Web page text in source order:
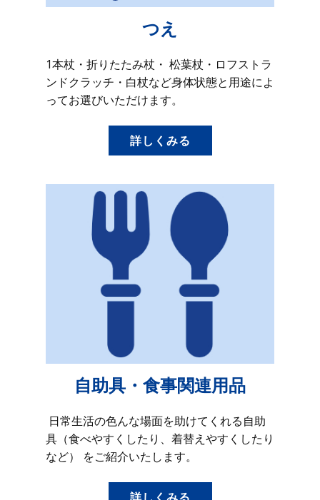
つえ
1本杖・折りたたみ杖・ 松葉杖・ロフストラ
ンドクラッチ・白杖など身体状態と用途によ
ってお選びいただけます。
詳しくみる
自助具・食事関連用品
日常生活の色んな場面を助けてくれる自助
具（食べやすくしたり、着替えやすくしたり
など） をご紹介いたします。